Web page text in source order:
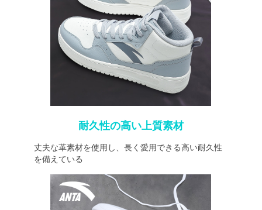
耐久性の高い上質素材
丈夫な革素材を使用し、長く愛用できる高い耐久性
を備えている